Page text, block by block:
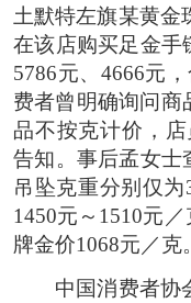
土默特左旗某黄金
在该店购买足金手
5786元、4666元
费者曾明确询问商
品不按克计价，
告知。事后孟女士
吊坠克重分别仅
1450元～1510元
牌金价1068元／克。
中国消费者协